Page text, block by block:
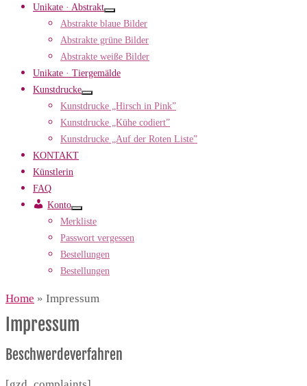
Unikate · Abstrakt
Abstrakte blaue Bilder
Abstrakte grüne Bilder
Abstrakte weiße Bilder
Unikate · Tiergemälde
Kunstdrucke
Kunstdrucke „Hirsch in Pink”
Kunstdrucke „Kühe codiert”
Kunstdrucke „Auf der Roten Liste”
KONTAKT
Künstlerin
FAQ
Konto
Merkliste
Passwort vergessen
Bestellungen
Bestellungen
Home » Impressum
Impressum
Beschwerdeverfahren